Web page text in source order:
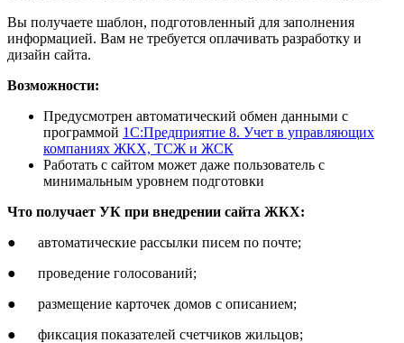
Вы получаете шаблон, подготовленный для заполнения
информацией. Вам не требуется оплачивать разработку и
дизайн сайта.
Возможности:
Предусмотрен автоматический обмен данными с
программой 1С:Предприятие 8. Учет в управляющих
компаниях ЖКХ, ТСЖ и ЖСК
Работать с сайтом может даже пользователь с
минимальным уровнем подготовки
Что получает УК при внедрении сайта ЖКХ:
● автоматические рассылки писем по почте;
● проведение голосований;
● размещение карточек домов с описанием;
● фиксация показателей счетчиков жильцов;